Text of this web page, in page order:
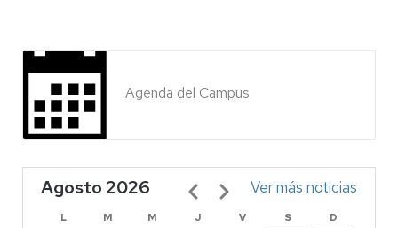
Agenda del Campus
Agosto 2026
L M M J V S
D
Paginación Ver más noticias